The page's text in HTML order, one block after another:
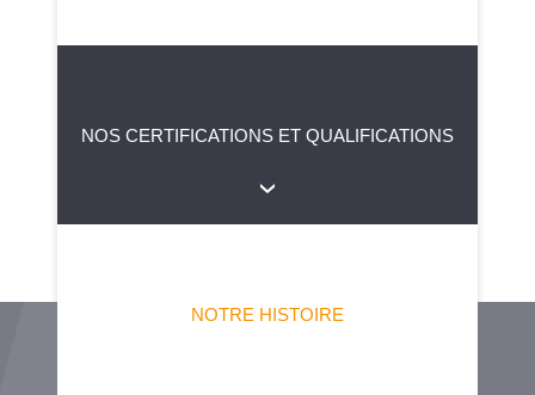
NOS CERTIFICATIONS ET QUALIFICATIONS
NOTRE HISTOIRE